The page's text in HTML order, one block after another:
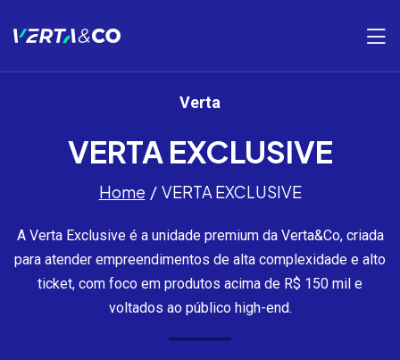
Verta
VERTA EXCLUSIVE
Home VERTA EXCLUSIVE
A Verta Exclusive é a unidade premium da Verta&Co, criada
para atender empreendimentos de alta complexidade e alto
ticket, com foco em produtos acima de R$ 150 mil e
voltados ao público high-end.